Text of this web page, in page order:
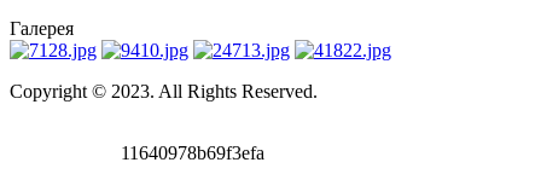
Галерея
Copyright © 2023. All Rights Reserved.
11640978b69f3efa